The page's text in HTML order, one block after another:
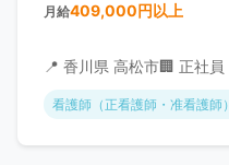
月給409,000円以上
📍 香川県 高松市🏢 正社員
看護師（正看護師・准看護師）